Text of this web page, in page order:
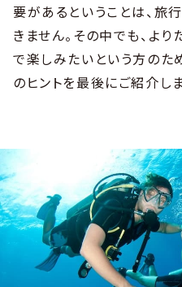
要があるということは、旅
きません。その中でも、よ
で楽しみたいという方のた
のヒントを最後にご紹介しま